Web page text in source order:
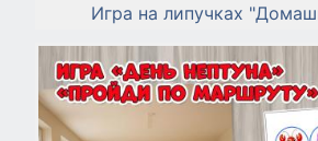
Игра на липучках